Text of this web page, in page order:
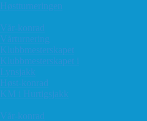
Høstturneringen
Vår-konrad
Vårturnering
Klubbmesterskapet
Klubbmesterskapet i
Lynsjakk
Høst-konrad
KM i Hurtigsjakk
Vår-konrad